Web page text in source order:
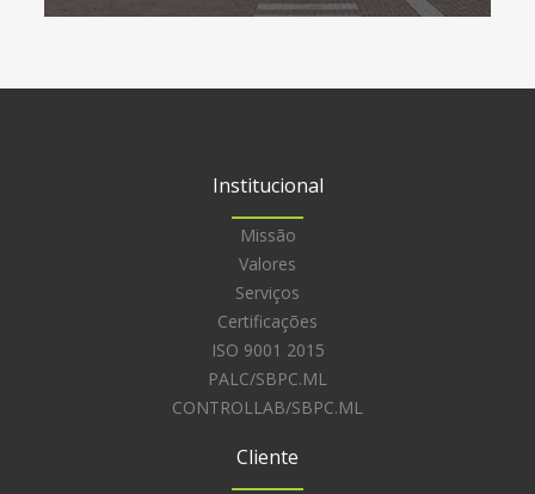
Institucional
Missão
Valores
Serviços
Certificações
ISO 9001 2015
PALC/SBPC.ML
CONTROLLAB/SBPC.ML
Cliente